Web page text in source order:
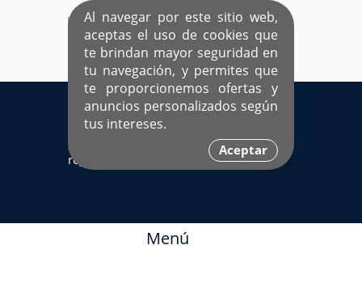
Al navegar por este sitio web,
aceptas el uso de cookies que
te brindan mayor seguridad en
tu navegación, y permites que
te proporcionemos ofertas y
anuncios personalizados según
tus intereses.
Aceptar
EL ÚNICO SITIO DEDICADO A SOLTEROS
HISPANOS COMO TÚ
Ingresa aquí
Sí ya estás
registrado
Menú